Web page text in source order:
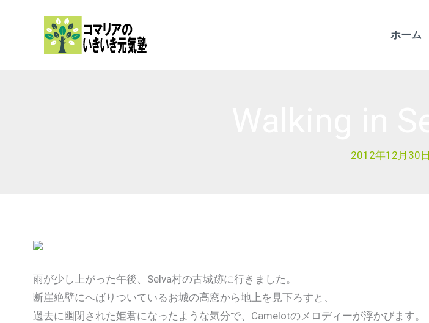
ホーム
2012年12月30日
雨が少し上がった午後、Selva村の古城跡に行きました。
断崖絶壁にへばりついているお城の高窓から地上を見下ろすと、
過去に幽閉された姫君になったような気分で、Camelotのメロディーが浮かびます。